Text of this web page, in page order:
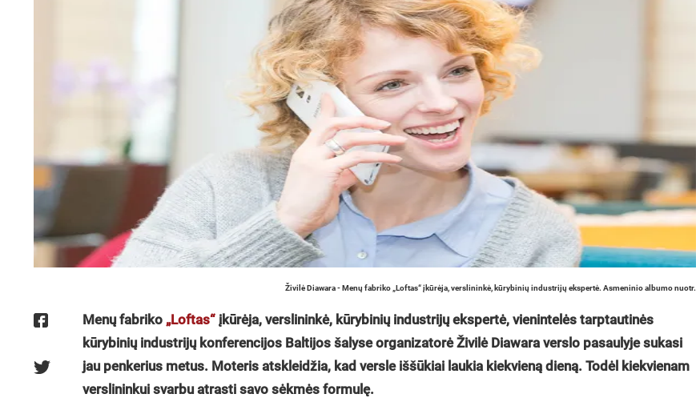
Živilė Diawara - Menų fabriko „Loftas“ įkūrėja, verslininkė, kūrybinių industrijų ekspertė. Asmeninio albumo nuotr.
Menų fabriko „Loftas“ įkūrėja, verslininkė, kūrybinių industrijų ekspertė, vienintelės tarptautinės
kūrybinių industrijų konferencijos Baltijos šalyse organizatorė Živilė Diawara verslo pasaulyje sukasi
jau penkerius metus. Moteris atskleidžia, kad versle iššūkiai laukia kiekvieną dieną. Todėl kiekvienam
verslininkui svarbu atrasti savo sėkmės formulę.